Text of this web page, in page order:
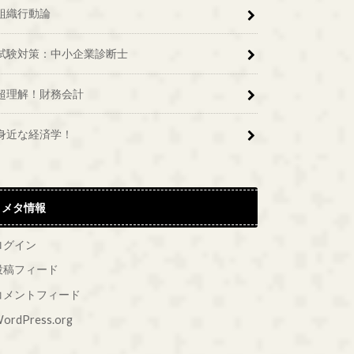
織行動論
験対策：中小企業診断士
理解！財務会計
近な経済学！
メタ情報
グイン
稿フィード
メントフィード